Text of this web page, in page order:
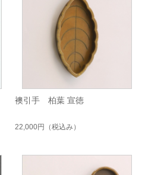
襖引手 柏葉 宣徳
22,000円 （税込み）